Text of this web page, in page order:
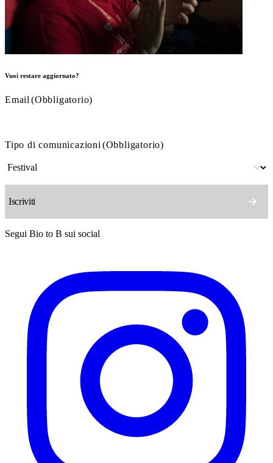
Vuoi restare aggiornato?
Email (Obbligatorio)
Tipo di comunicazioni (Obbligatorio)
Segui Bio to B sui social